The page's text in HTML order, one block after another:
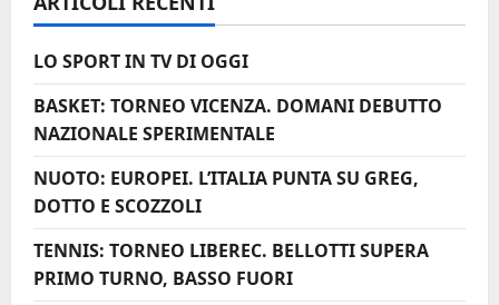
POSSIBILE
ADDIO
MONTAGNETTA
LO SPORT IN TV DI OGGI
BASKET: TORNEO VICENZA. DOMANI DEBUTTO
NAZIONALE SPERIMENTALE
NUOTO: EUROPEI. L’ITALIA PUNTA SU GREG,
DOTTO E SCOZZOLI
TENNIS: TORNEO LIBEREC. BELLOTTI SUPERA
PRIMO TURNO, BASSO FUORI